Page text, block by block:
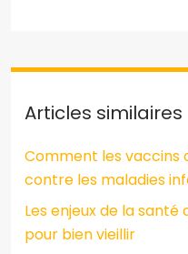
Articles similaires
Comment les
contre les maladies
Les enjeux de la santé
pour bien vieillir